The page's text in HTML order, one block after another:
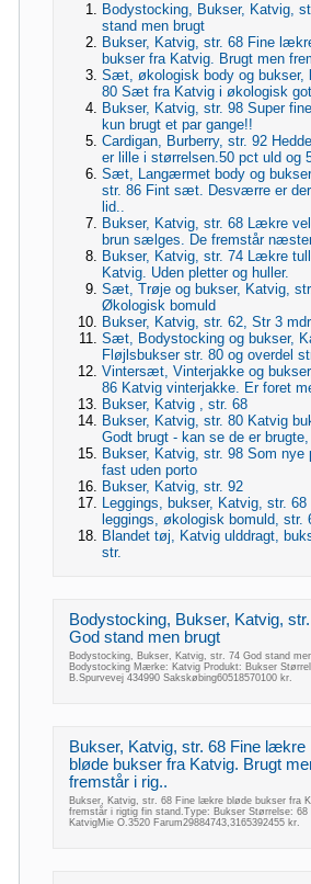
Bodystocking, Bukser, Katvig,
stand men brugt
Bukser, Katvig, str. 68 Fine
bukser fra Katvig. Brugt men
Sæt, økologisk body og bukser,
80 Sæt fra Katvig i økologisk
Bukser, Katvig, str. 98 Super
kun brugt et par gange!!
Cardigan, Burberry, str. 92
er lille i størrelsen.50 pct uld og
Sæt, Langærmet body og
str. 86 Fint sæt. Desværre er
lid..
Bukser, Katvig, str. 68 Lækre
brun sælges. De fremstår
Bukser, Katvig, str. 74 Lækre
Katvig. Uden pletter og huller.
Sæt, Trøje og bukser, Katvig,
Økologisk bomuld
Bukser, Katvig, str. 62, Str 3 mdr
Sæt, Bodystocking og bukser,
Fløjlsbukser str. 80 og overdel
Vintersæt, Vinterjakke og
86 Katvig vinterjakke. Er foret
Bukser, Katvig , str. 68
Bukser, Katvig, str. 80 Katvig
Godt brugt - kan se de er brugte,
Bukser, Katvig, str. 98 Som nye
fast uden porto
Bukser, Katvig, str. 92
Leggings, bukser, Katvig, str.
leggings, økologisk bomuld, str.
Blandet tøj, Katvig ulddragt,
str.
Bodystocking, Bukser, Katvig,
God stand men brugt
Bodystocking, Bukser, Katvig, str. 74 God stand
Bodystocking Mærke: Katvig Produkt: Bukser
B.Spurvevej 434990 Sakskøbing60518570100 kr.
Bukser, Katvig, str. 68 Fine lækre
bløde bukser fra Katvig. Brugt
fremstår i rig..
Bukser, Katvig, str. 68 Fine lækre bløde bukser fra
fremstår i rigtig fin stand.Type: Bukser Størrelse:
KatvigMie O.3520 Farum29884743,3165392455 kr.